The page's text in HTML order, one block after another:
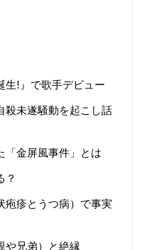
!』で歌手デビュー
殺未遂騒動を起こし話
「金屏風事件」とは
？
疹とうつ病）で事実
兄弟）と絶縁